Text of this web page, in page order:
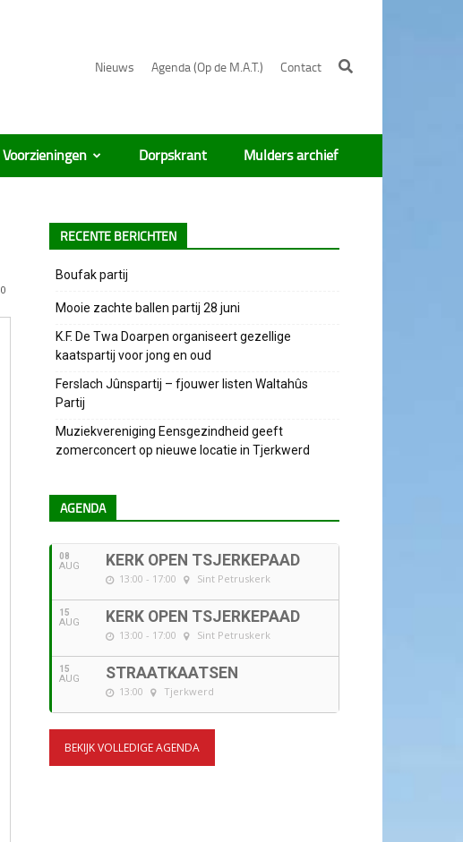
Nieuws Agenda (Op de M.A.T.) Contact
Voorzieningen Dorpskrant Mulders archief
0
RECENTE BERICHTEN
Boufak partij
Mooie zachte ballen partij 28 juni
K.F. De Twa Doarpen organiseert gezellige
kaatspartij voor jong en oud
Ferslach Jûnspartij – fjouwer listen Waltahûs
Partij
Muziekvereniging Eensgezindheid geeft
zomerconcert op nieuwe locatie in Tjerkwerd
AGENDA
08
AUG KERK OPEN TSJERKEPAAD
13:00 - 17:00 Sint Petruskerk
15
AUG KERK OPEN TSJERKEPAAD
13:00 - 17:00 Sint Petruskerk
15
AUG STRAATKAATSEN
13:00 Tjerkwerd
BEKIJK VOLLEDIGE AGENDA